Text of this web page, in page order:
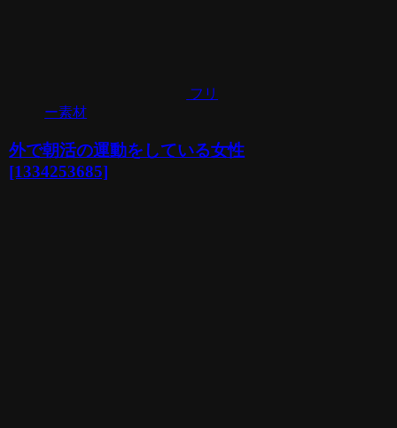
フリ
ー素材
外で朝活の運動をしている女性
[1334253685]